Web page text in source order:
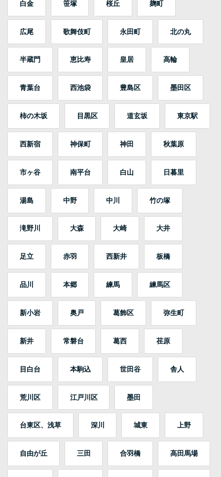
白金 笹塚 桜丘 麹町
広尾 歌舞伎町 永田町 北の丸
半蔵門 恵比寿 皇居 高輪
青葉台 西池袋 豊島区 墨田区
柿の木坂 目黒区 道玄坂 東京駅
西新宿 神保町 神田 秋葉原
市ヶ谷 南平台 白山 日暮里
湯島 中野 中川 竹の塚
滝野川 大森 大崎 大井
足立 赤羽 西新井 板橋
品川 本郷 練馬 練馬区
新小岩 奥戸 葛飾区 弥生町
新井 常磐台 葛西 荏原
目白台 本駒込 世田谷 舎人
荒川区 江戸川区 墨田
台東区、浅草 深川 城東 上野
自由が丘 三田 合羽橋 高田馬場